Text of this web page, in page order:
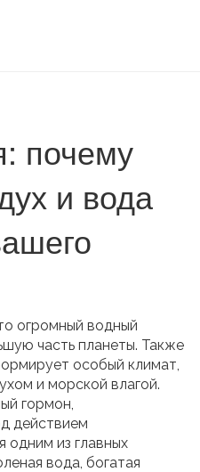
почему
и вода
огромный водный
часть планеты. Также
особый климат,
и морской влагой.
гормон,
действием
одним из главных
вода, богатая